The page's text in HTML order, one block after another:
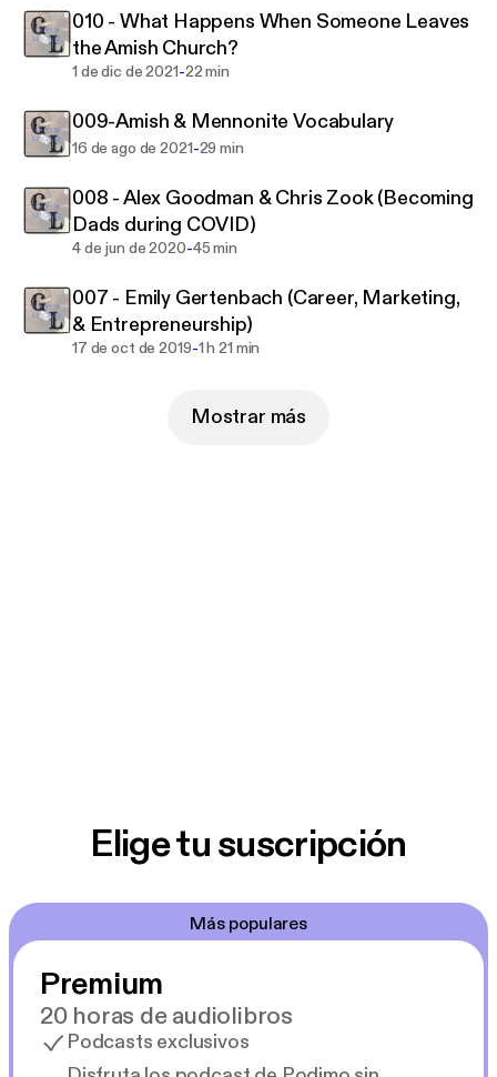
010 - What Happens When Someone Leaves
the Amish Church?
1 de dic de 2021-22 min
009-Amish & Mennonite Vocabulary
16 de ago de 2021-29 min
008 - Alex Goodman & Chris Zook (Becoming
Dads during COVID)
4 de jun de 2020-45 min
007 - Emily Gertenbach (Career, Marketing,
& Entrepreneurship)
17 de oct de 2019-1 h 21 min
Mostrar más
Elige tu suscripción
Más populares
Premium
20 horas de audiolibros
Podcasts exclusivos